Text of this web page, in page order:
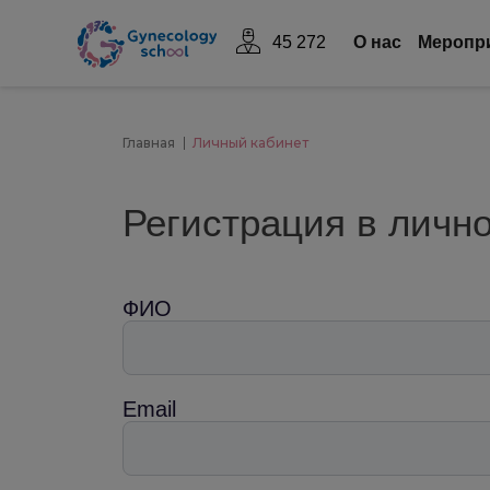
45 272 О нас
Главная Личный кабинет
Регистрация в
ФИО
Email